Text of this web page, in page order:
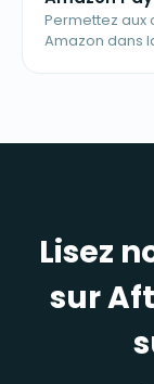
Permettez aux
Amazon dans
Lisez
sur